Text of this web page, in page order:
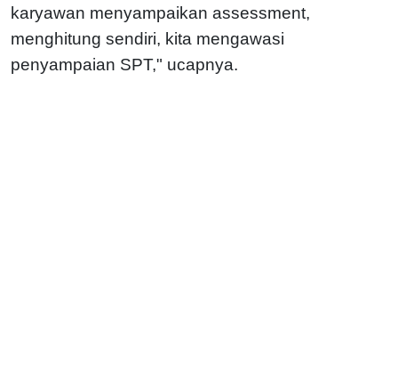
karyawan menyampaikan assessment,
menghitung sendiri, kita mengawasi
penyampaian SPT," ucapnya.